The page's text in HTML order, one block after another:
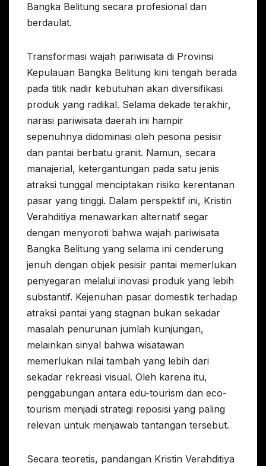
Bangka Belitung secara profesional dan
berdaulat.
Transformasi wajah pariwisata di Provinsi
Kepulauan Bangka Belitung kini tengah berada
pada titik nadir kebutuhan akan diversifikasi
produk yang radikal. Selama dekade terakhir,
narasi pariwisata daerah ini hampir
sepenuhnya didominasi oleh pesona pesisir
dan pantai berbatu granit. Namun, secara
manajerial, ketergantungan pada satu jenis
atraksi tunggal menciptakan risiko kerentanan
pasar yang tinggi. Dalam perspektif ini, Kristin
Verahditiya menawarkan alternatif segar
dengan menyoroti bahwa wajah pariwisata
Bangka Belitung yang selama ini cenderung
jenuh dengan objek pesisir pantai memerlukan
penyegaran melalui inovasi produk yang lebih
substantif. Kejenuhan pasar domestik terhadap
atraksi pantai yang stagnan bukan sekadar
masalah penurunan jumlah kunjungan,
melainkan sinyal bahwa wisatawan
memerlukan nilai tambah yang lebih dari
sekadar rekreasi visual. Oleh karena itu,
penggabungan antara edu-tourism dan eco-
tourism menjadi strategi reposisi yang paling
relevan untuk menjawab tantangan tersebut.
Secara teoretis, pandangan Kristin Verahditiya